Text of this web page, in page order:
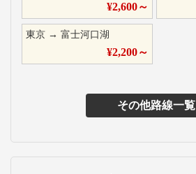
¥2,600～
東京 → 富士河口湖
¥2,200～
その他路線一覧